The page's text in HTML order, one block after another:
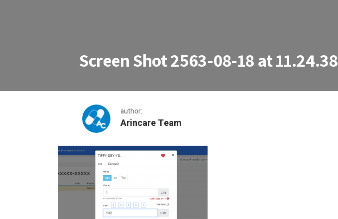
Screen Shot 2563-08-18 at 11.24.38
author:
Arincare Team
Screen Shot 2563-08-18 at 11.24.38